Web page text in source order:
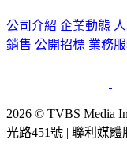
公司介紹 企業動態
銷售 公開招標 業務
2026 © TVBS Media
光路451號 | 聯利媒體